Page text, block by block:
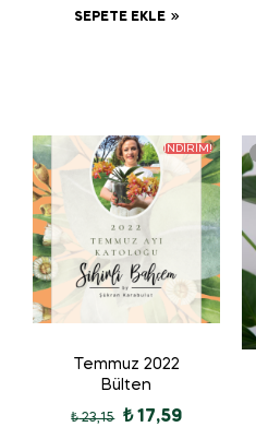
SEPETE EKLE
İNDIRIM!
Temmuz 2022
Bülten
₺23,15 ₺17,59